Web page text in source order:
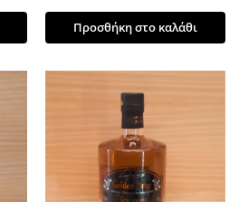
Προσθήκη στο καλάθι